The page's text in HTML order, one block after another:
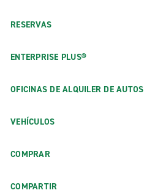
RESERVAS
ENTERPRISE PLUS®
OFICINAS DE ALQUILER DE AUTOS
VEHÍCULOS
COMPRAR
COMPARTIR